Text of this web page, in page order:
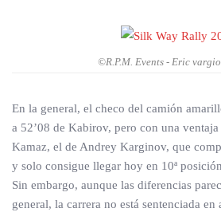
©R.P.M. Events - Eric
En la general, el checo del camión
a 52’08 de Kabirov, pero con una
Kamaz, el de Andrey Karginov, que
y solo consigue llegar hoy en 10ª
Sin embargo, aunque las diferencias
general, la carrera no está sentenciada